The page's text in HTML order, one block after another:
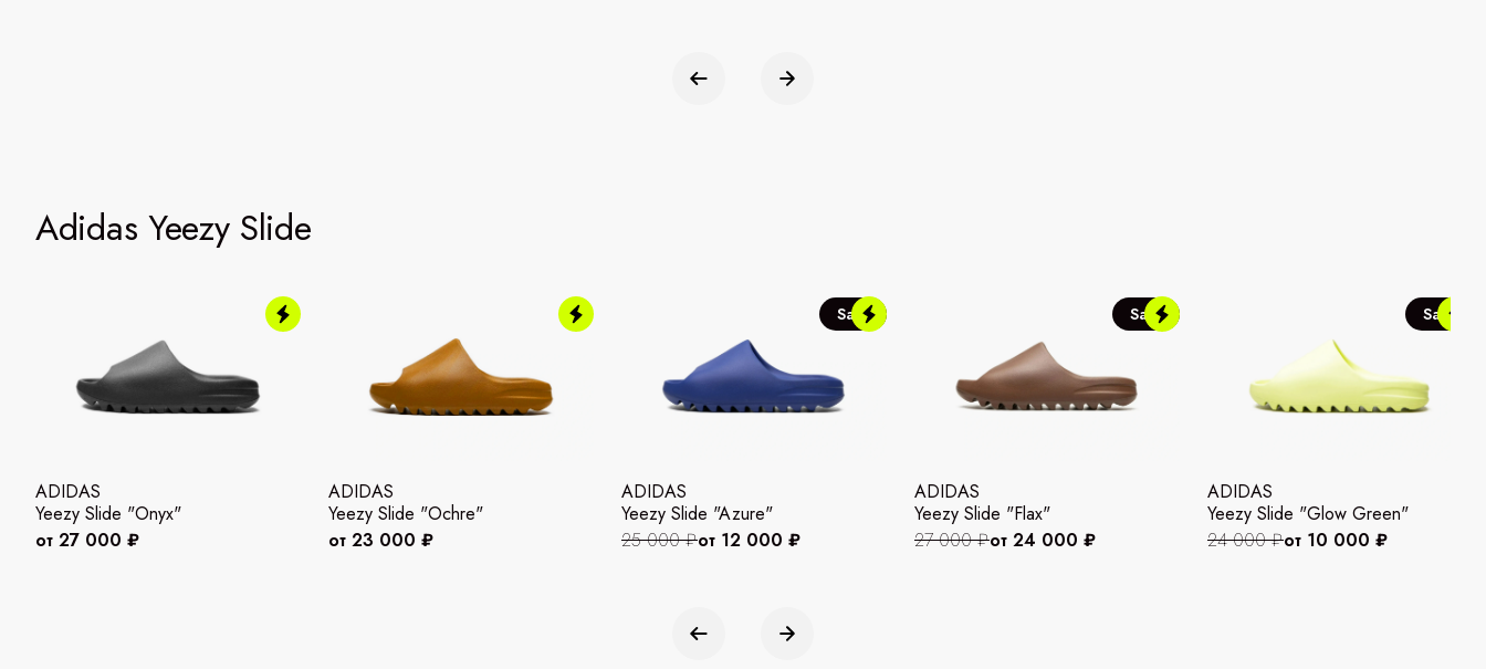
Adidas Yeezy Slide
ADIDAS
Yeezy Slide "Onyx"
от 27 000 ₽
ADIDAS
Yeezy Slide "Ochre"
от 23 000 ₽
Sale
ADIDAS
Yeezy Slide "Azure"
25 000 ₽от 12 000 ₽
Sale
ADIDAS
Yeezy Slide "Flax"
27 000 ₽от 24 000 ₽
Sale
ADIDAS
Yeezy Slide "Glow Green"
24 000 ₽от 10 000 ₽